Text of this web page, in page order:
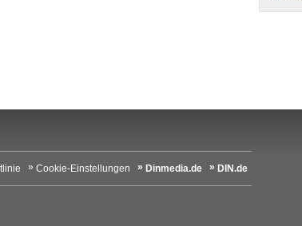
Cookie-Einstellungen Dinmedia.de DIN.de